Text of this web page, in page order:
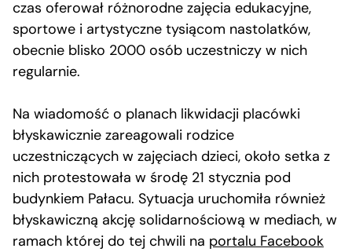
czas oferował różnorodne zajęcia edukacyjne,
sportowe i artystyczne tysiącom nastolatków,
obecnie blisko 2000 osób uczestniczy w nich
regularnie.
Na wiadomość o planach likwidacji placówki
błyskawicznie zareagowali rodzice
uczestniczących w zajęciach dzieci, około setka z
nich protestowała w środę 21 stycznia pod
budynkiem Pałacu. Sytuacja uruchomiła również
błyskawiczną akcję solidarnościową w mediach, w
ramach której do tej chwili na portalu Facebook